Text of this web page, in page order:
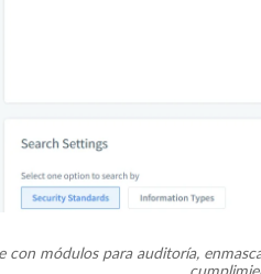
con módulos para auditoría,